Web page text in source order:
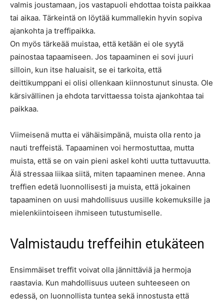
valmis joustamaan, jos vastapuoli ehdottaa toista paikkaa
tai aikaa. Tärkeintä on löytää kummallekin hyvin sopiva
ajankohta ja treffipaikka.
On myös tärkeää muistaa, että ketään ei ole syytä
painostaa tapaamiseen. Jos tapaaminen ei sovi juuri
silloin, kun itse haluaisit, se ei tarkoita, että
deittikumppani ei olisi ollenkaan kiinnostunut sinusta. Ole
kärsivällinen ja ehdota tarvittaessa toista ajankohtaa tai
paikkaa.
Viimeisenä mutta ei vähäisimpänä, muista olla rento ja
nauti treffeistä. Tapaaminen voi hermostuttaa, mutta
muista, että se on vain pieni askel kohti uutta tuttavuutta.
Älä stressaa liikaa siitä, miten tapaaminen menee. Anna
treffien edetä luonnollisesti ja muista, että jokainen
tapaaminen on uusi mahdollisuus uusille kokemuksille ja
mielenkiintoiseen ihmiseen tutustumiselle.
Valmistaudu treffeihin etukäteen
Ensimmäiset treffit voivat olla jännittäviä ja hermoja
raastavia. Kun mahdollisuus uuteen suhteeseen on
edessä, on luonnollista tuntea sekä innostusta että